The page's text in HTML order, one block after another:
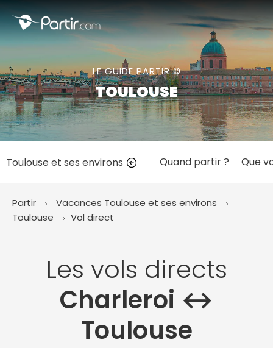
LE GUIDE PARTIR ©
TOULOUSE
Toulouse et ses environs Quand partir ? Que
Partir
Vacances Toulouse et ses environs
Toulouse
Vol direct
Les vols directs
Charleroi ↔︎
Toulouse
Fermer
📍 Destinations populaires
☀️ Où partir par mois
Juillet
Août Septembre
Octobre